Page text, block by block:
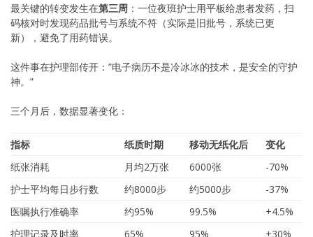
最关键的转变发生在第三周 ：一位夜班护士用平板给患者发药，扫
码核对时发现药品批号与系统不符（实际是旧批号，系统已更
新），避免了用药错误。
这件事在护理部传开：”电子病历不是冷冰冰的技术，是安全的守护
神。”
三个月后，数据显著变化：
指标 纸质时期 移动无纸化后
变化
纸张消耗
月均2万张 6000张
-70%
护士平均每日步行数
约8000步 约5000步
-37%
医嘱执行准确率
约95% 99.5%
+4.5%
护理记录及时率
65% 95%
+30%